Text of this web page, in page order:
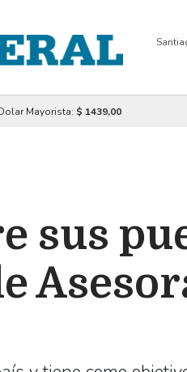
Mayorista: $ 1439,00
sus